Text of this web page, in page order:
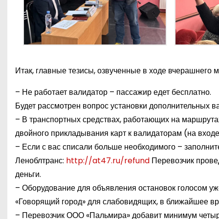
Итак, главные тезисы, озвученные в ходе вчерашнего
– Не работает валидатор – пассажир едет бесплатно.
Будет рассмотрен вопрос установки дополнительных
– В транспортных средствах, работающих на
двойного прикладывания карт к валидаторам (на
– Если с вас списали больше необходимого –
Леноблтранс: http://at47.ru/refund Перевозчик
деньги.
– Оборудование для объявления остановок голосом
«Говорящий город» для слабовидящих, в ближайшее
– Перевозчик ООО «Пальмира» добавит минимум